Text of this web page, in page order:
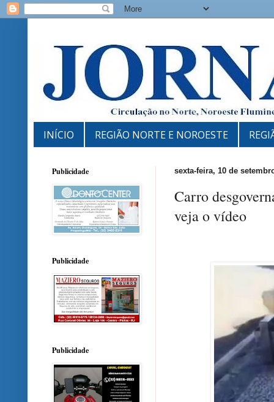
INÍCIO REGIÃO NORTE E NOROESTE
sexta-feira, 10 de
Carro
veja o vídeo
Publicidade
Publicidade
Publicidade